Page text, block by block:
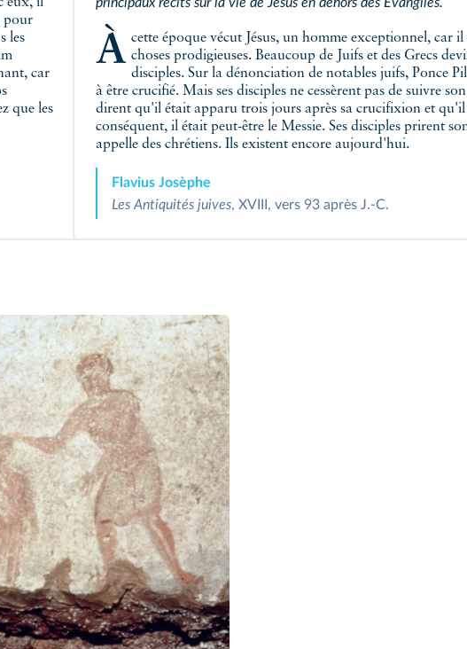
eux, il
pour
les
car
que les
principaux récits sur la vie de Jésus en dehors des Évangiles.
À cette époque vécut Jésus, un homme exceptionnel, car il accomplissait des choses prodigieuses. Beaucoup de Juifs et des Grecs
disciples. Sur la dénonciation de notables juifs, Ponce
à être crucifié. Mais ses disciples ne cessèrent pas de suivre
dirent qu'il était apparu trois jours après sa crucifixion et
conséquent, il était peut-être le Messie. Ses disciples prirent
appelle des chrétiens. Ils existent encore aujourd'hui.
Flavius Josèphe
Les Antiquités juives, XVIII, vers 93 après J.‑C.
Bridgeman